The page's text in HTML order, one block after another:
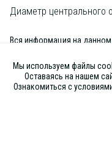
Диаметр центрального
Вся информация на
публичной офертой,
РФ
Мы используем файлы
Оставаясь на нашем
Ознакомиться с